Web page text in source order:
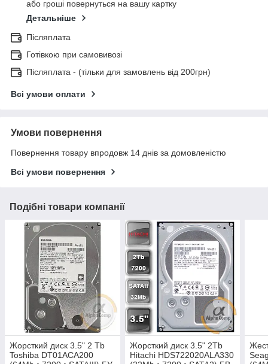
або гроші повернуться на вашу картку
Детальніше
Післяплата
Готівкою при самовивозі
Післяплата - (тільки для замовлень від 200грн)
Всі умови оплати
Умови повернення
Повернення товару впродовж 14 днів за домовленістю
Всі умови повернення
Подібні товари компанії
Жорсткий диск 3.5" 2 Tb
Toshiba DT01ACA200
Жорсткий диск 3.5" 2Tb
Hitachi HDS722020ALA330